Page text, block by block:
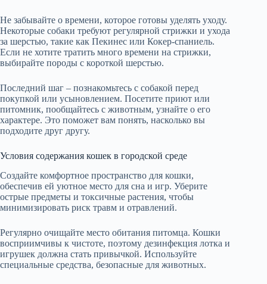
Не забывайте о времени, которое готовы уделять уходу.
Некоторые собаки требуют регулярной стрижки и ухода
за шерстью, такие как Пекинес или Кокер-спаниель.
Если не хотите тратить много времени на стрижки,
выбирайте породы с короткой шерстью.
Последний шаг – познакомьтесь с собакой перед
покупкой или усыновлением. Посетите приют или
питомник, пообщайтесь с животным, узнайте о его
характере. Это поможет вам понять, насколько вы
подходите друг другу.
Условия содержания кошек в городской среде
Создайте комфортное пространство для кошки,
обеспечив ей уютное место для сна и игр. Уберите
острые предметы и токсичные растения, чтобы
минимизировать риск травм и отравлений.
Регулярно очищайте место обитания питомца. Кошки
восприимчивы к чистоте, поэтому дезинфекция лотка и
игрушек должна стать привычкой. Используйте
специальные средства, безопасные для животных.